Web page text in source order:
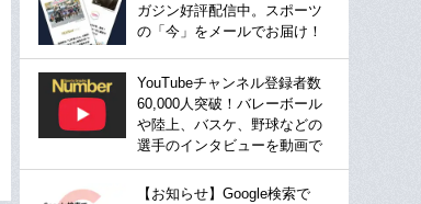
ガジン好評配信中。スポーツ
の「今」をメールでお届け！
YouTubeチャンネル登録者数
60,000人突破！バレーボール
や陸上、バスケ、野球などの
選手のインタビューを動画で
【お知らせ】Google検索で